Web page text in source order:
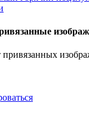
привязанных